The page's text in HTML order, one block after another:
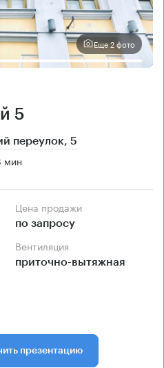
Еще 2 фото
5
переулок, 5
мин
Цена продажи
по запросу
Вентиляция
приточно-вытяжная
презентацию